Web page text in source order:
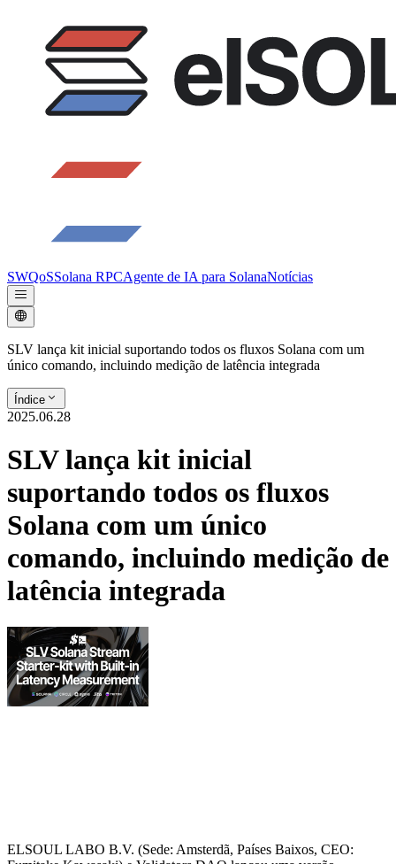
SWQoSSolana RPCAgente de IA para SolanaNotícias
SLV lança kit inicial suportando todos os fluxos Solana com um
único comando, incluindo medição de latência integrada
Índice
2025.06.28
SLV lança kit inicial
suportando todos os fluxos
Solana com um único
comando, incluindo medição de
latência integrada
ELSOUL LABO B.V. (Sede: Amsterdã, Países Baixos, CEO: